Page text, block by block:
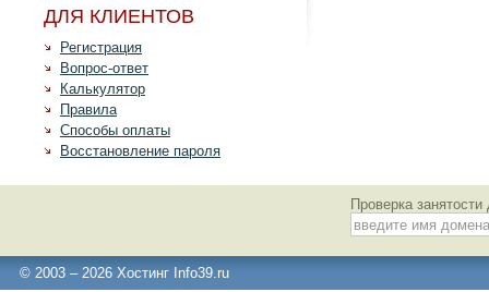
ДЛЯ КЛИЕНТОВ
Регистрация
Вопрос-ответ
Калькулятор
Правила
Способы оплаты
Восстановление пароля
Проверка
© 2003 – 2026 Хостинг Info39.ru